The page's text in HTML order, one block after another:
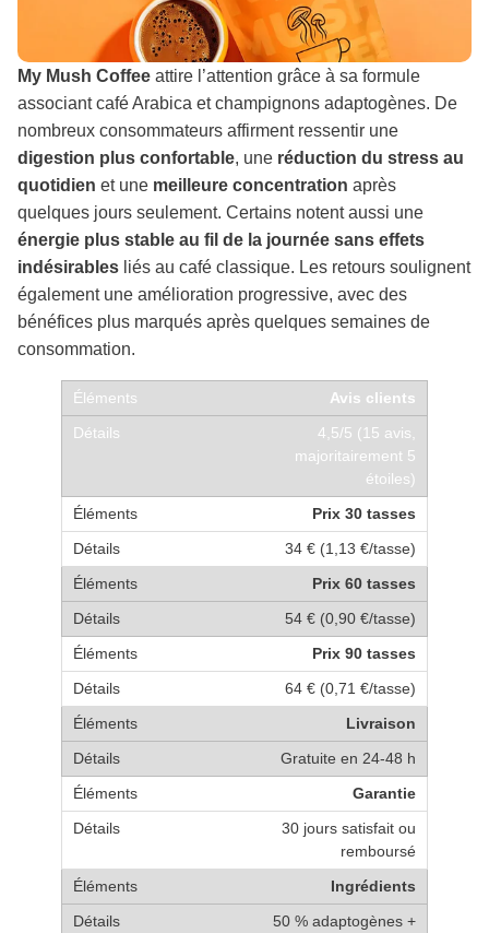
My Mush Coffee attire l’attention grâce à sa formule
associant café Arabica et champignons adaptogènes. De
nombreux consommateurs affirment ressentir une
digestion plus confortable, une réduction du stress au
quotidien et une meilleure concentration après
quelques jours seulement. Certains notent aussi une
énergie plus stable au fil de la journée sans effets
indésirables liés au café classique. Les retours soulignent
également une amélioration progressive, avec des
bénéfices plus marqués après quelques semaines de
consommation.
Avis clients
4,5/5 (15 avis,
majoritairement 5
étoiles)
Prix 30 tasses
34 € (1,13 €/tasse)
Prix 60 tasses
54 € (0,90 €/tasse)
Prix 90 tasses
64 € (0,71 €/tasse)
Livraison
Gratuite en 24-48 h
Garantie
30 jours satisfait ou
remboursé
Ingrédients
50 % adaptogènes +